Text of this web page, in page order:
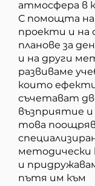
атмосфера в
С помощта
проекти и на
планове за
и на други
развиваме
които
съчетават
възприятие и
това
и
пътя им към